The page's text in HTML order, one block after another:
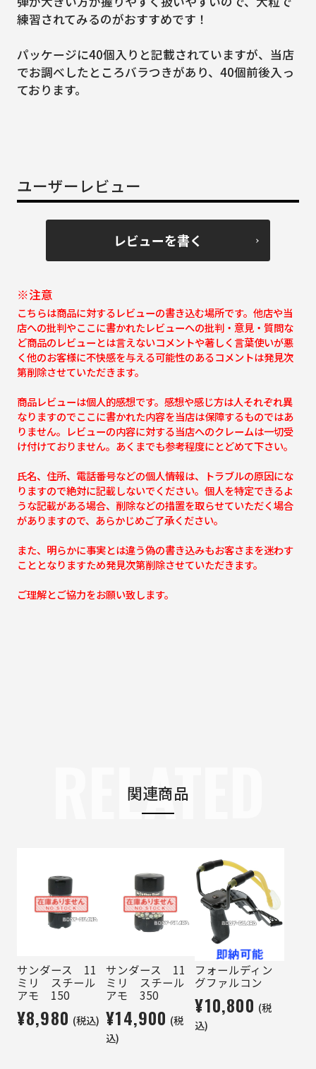
練習されてみるのがおすすめです！
パッケージに40個入りと記載されていますが、当店
でお調べしたところバラつきがあり、40個前後入っ
ております。
ユーザーレビュー
レビューを書く
※注意
こちらは商品に対するレビューの書き込む場所です。他店や当
店への批判やここに書かれたレビューへの批判・意見・質問な
ど商品のレビューとは言えないコメントや著しく言葉使いが悪
く他のお客様に不快感を与える可能性のあるコメントは発見次
第削除させていただきます。
商品レビューは個人的感想です。感想や感じ方は人それぞれ異
なりますのでここに書かれた内容を当店は保障するものではあ
りません。レビューの内容に対する当店へのクレームは一切受
け付けておりません。あくまでも参考程度にとどめて下さい。
氏名、住所、電話番号などの個人情報は、トラブルの原因にな
りますので絶対に記載しないでください。個人を特定できるよ
うな記載がある場合、削除などの措置を取らせていただく場合
がありますので、あらかじめご了承ください。
また、明らかに事実とは違う偽の書き込みもお客さまを迷わす
こととなりますため発見次第削除させていただきます。
ご理解とご協力をお願い致します。
関連商品
RELATED
サンダース 11
ミリ スチール
アモ 150
¥8,980 (税込)
サンダース 11
ミリ スチール
アモ 350
¥14,900 (税
込)
フォールディン
グファルコン
¥10,800 (税
込)